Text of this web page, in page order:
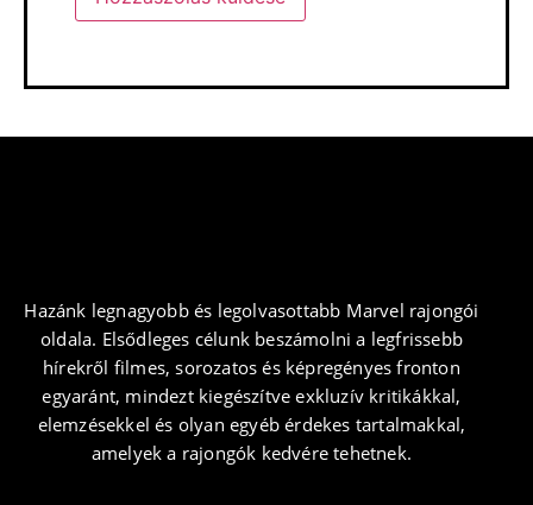
Hazánk legnagyobb és legolvasottabb Marvel rajongói
oldala. Elsődleges célunk beszámolni a legfrissebb
hírekről filmes, sorozatos és képregényes fronton
egyaránt, mindezt kiegészítve exkluzív kritikákkal,
elemzésekkel és olyan egyéb érdekes tartalmakkal,
amelyek a rajongók kedvére tehetnek.